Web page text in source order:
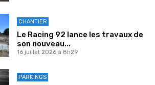
CHANTIER
Le Racing 92 lance les travaux de
son nouveau...
16 juillet 2026 à 8h29
PARKINGS